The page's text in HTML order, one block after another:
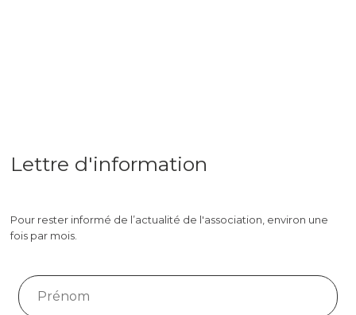
Lettre d'information
Pour rester informé de l’actualité de l'association, environ une
fois par mois.